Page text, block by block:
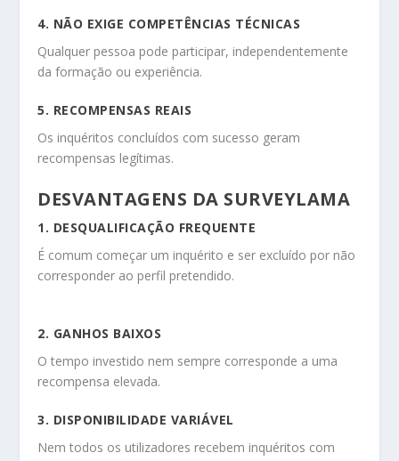
4. NÃO EXIGE COMPETÊNCIAS TÉCNICAS
Qualquer pessoa pode participar, independentemente
da formação ou experiência.
5. RECOMPENSAS REAIS
Os inquéritos concluídos com sucesso geram
recompensas legítimas.
DESVANTAGENS DA SURVEYLAMA
1. DESQUALIFICAÇÃO FREQUENTE
É comum começar um inquérito e ser excluído por não
corresponder ao perfil pretendido.
2. GANHOS BAIXOS
O tempo investido nem sempre corresponde a uma
recompensa elevada.
3. DISPONIBILIDADE VARIÁVEL
Nem todos os utilizadores recebem inquéritos com